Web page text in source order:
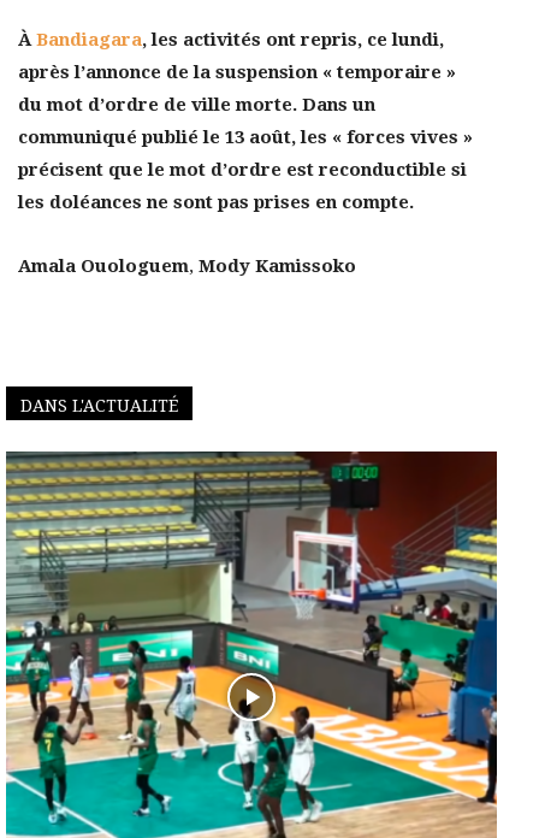
ÀBandiagara, les activités ont repris, ce lundi,
après l’annonce de la suspension « temporaire »
du mot d’ordre de ville morte. Dans un
communiqué publié le 13 août, les « forces vives »
précisent que le mot d’ordre est reconductible si
les doléances ne sont pas prises en compte.
Amala Ouologuem, Mody Kamissoko
DANS L'ACTUALITÉ